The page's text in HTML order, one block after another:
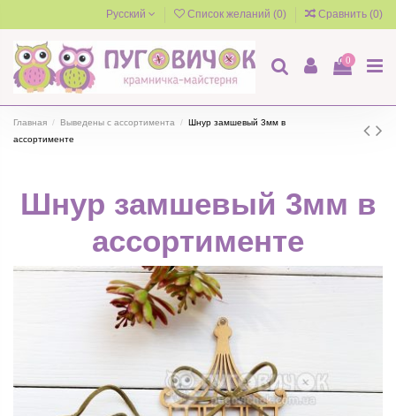
Русский Список желаний (0) Сравнить (0)
0
Главная Выведены с ассортимента
Шнур замшевый 3мм в
ассортименте
Шнур замшевый 3мм в
ассортименте